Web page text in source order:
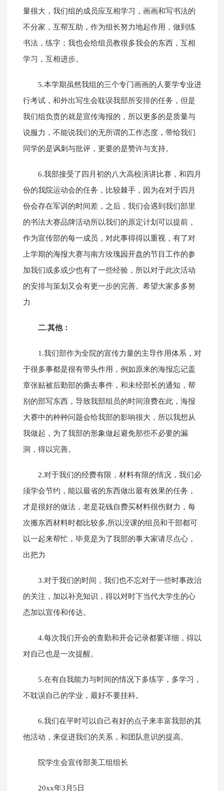
量很大，我们组的成员应互相学习，画画和写书法的
不分家，互帮互助，作为组长努力地起作用，做到练
书法，练字；我也会给组员教很多我会的东西，互相
学习，互相进步。
5.本学期虽然我组的三个专门画画的人要学专业进
行考试，和外出写生会耽误我部所安排的任务，但是
我们组负责的就是宣传海报的，所以更多的是质量与
说服力，不能说我们的无所谓的工作态度，带给我们
同学的是讽刺与批评，更要的是赞许与支持。
6.我部接受了四月初的八大高校演讲比赛，和四月
份的我院运动会的任务，比较棘手，因为在对于四月
份会存在军训的时间差，之后，我们会遇到我们部里
的书法大赛品牌活动所以我们的原定计划可以提前，
作为宣传部的每一成员，对此事得得以重视，有了对
上学期的海报大赛与南方玫瑰园开盘的节目工作的参
加我们或多或少也有了一些经验，所以对于此次活动
的安排与策划又会有更一步的完善。希望大家多多努
力
二.其他：
1.我们部作为全院的宣传力量的主导作用体系，对
于很多事都是很有带头作用，例如原来的海报忘记盖
章张贴被后勤部的撕去事件，和未经部长的通知，帮
别的部写东西，导致我部组员的时间浪费在此，海报
大赛中的种种问题会给我部的影响很大，所以我想从
我做起，为了我部的形象做起避免那些不必要的漏
洞，得以完善。
2.对于我们的经费有限，材料有限的情况，我们必
须学会节约，能以最省的东西做出最有效果的任务，
才是很好的做法，老是花钱自费买材料很伤财力，每
次搬东西材料时都比较多,所以没课的组员和干部都可
以一起来帮忙，毕竟是为了我部的事大家请尽点心，
出把力
3.对于我们的时间，我们也不忘对于一些时事政治
的关注，加以补充知识，得以对时下当代大学生的心
态加以宣传和传达。
4.每次我们开会的查勤和开会记录都要详细，得以
对自己也是一次提醒。
5.在有自我能力与时间的情况下多练字，多学习，
不耽误自己的学业，最好不要挂科。
6.我们在平时可以自己有好的点子来丰富我部的其
他活动，来促进我们的关系，和团队意识的提高。
院学生会宣传部美工组组长
20xx年3月5日